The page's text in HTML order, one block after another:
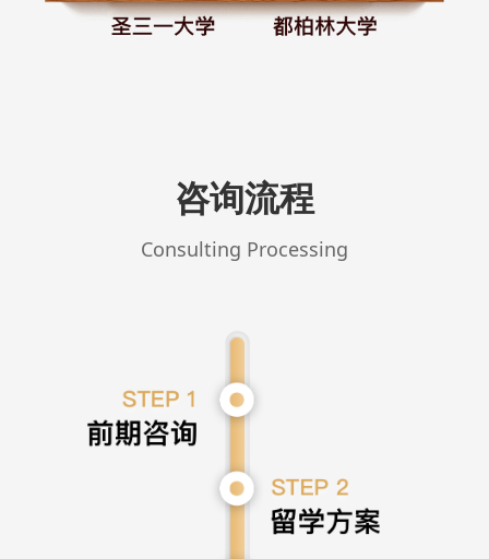
咨询流程
Consulting Processing